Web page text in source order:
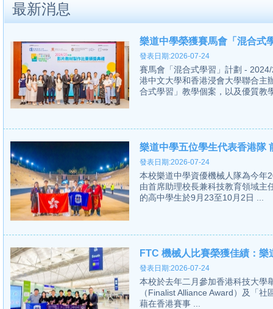
最新消息
樂道中學榮獲賽馬會「混合式
發表日期:2026-07-24
賽馬會「混合式學習」計劃 -
港中文大學和香港浸會大學聯合主
合式學習」教學個案，以及優質教
樂道中學五位學生代表香港隊
發表日期:2026-07-24
本校樂道中學資優機械人隊為今
由首席助理校長兼科技教育領域主
的高中學生於9月23至10月2日 ...
FTC 機械人比賽榮獲佳績：
發表日期:2026-07-24
本校於去年二月參加香港科技大學
（Finalist Alliance Award）及「
藉在香港賽事 ...